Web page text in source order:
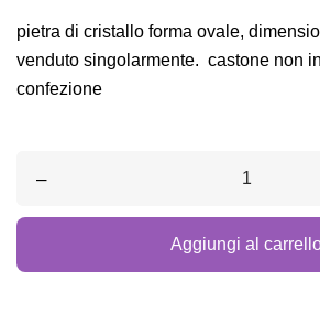
pietra di cristallo forma ovale,
venduto singolarmente. castone non
confezione
–
Aggiungi al